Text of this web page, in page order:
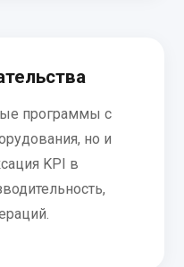
программы с
но и
KPI в